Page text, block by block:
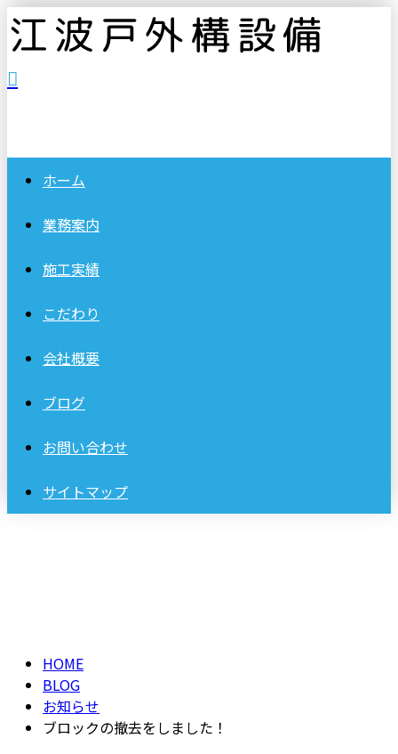
ホーム
業務案内
施工実績
こだわり
会社概要
ブログ
お問い合わせ
サイトマップ
HOME
BLOG
お知らせ
ブロックの撤去をしました！